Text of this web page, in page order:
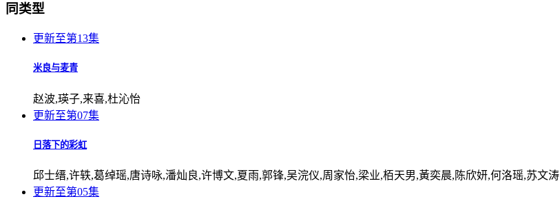
同类型
更新至第13集
米良与麦青
赵波,瑛子,来喜,杜沁怡
更新至第07集
日落下的彩虹
邱士缙,许轶,葛绰瑶,唐诗咏,潘灿良,许博文,夏雨,郭锋,吴浣仪,周家怡,梁业,栢天男,黃奕晨,陈欣妍,何洛瑶,苏文涛
更新至第05集